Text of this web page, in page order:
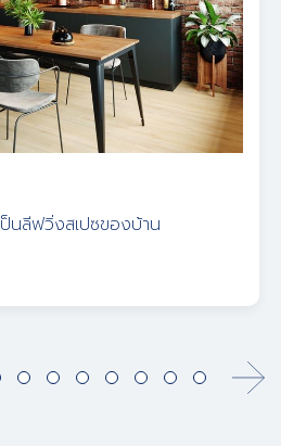
นลีฟวิ่งสเปซของบ้าน